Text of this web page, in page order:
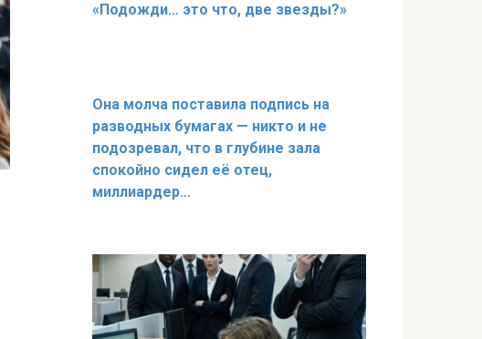
«Подожди… это что, две звезды?»
Она молча поставила подпись на
разводных бумагах — никто и не
подозревал, что в глубине зала
спокойно сидел её отец,
миллиардер…